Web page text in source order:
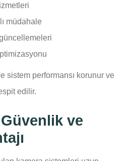
müdahale
sistem performansı korunur ve
edilir.
ve